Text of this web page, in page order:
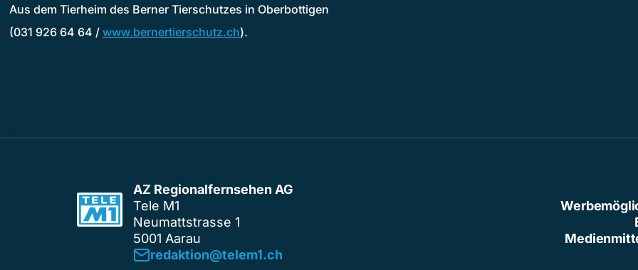
Aus dem Tierheim des Berner Tierschutzes in Oberbottigen
(031 926 64 64 / www.bernertierschutz.ch).
AZ Regionalfernsehen AG
Tele M1
Neumattstrasse 1
5001 Aarau
redaktion@telem1.ch